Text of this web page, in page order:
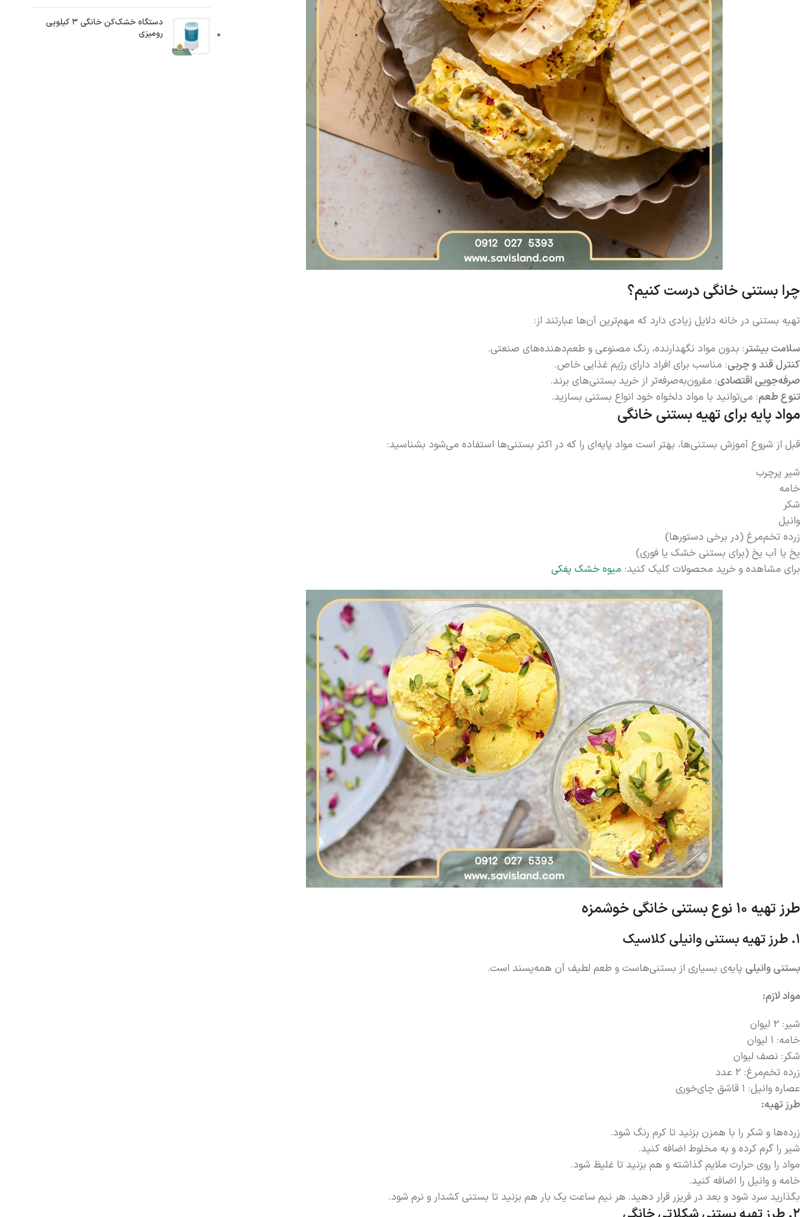
چرا بستنی خانگی درست کنیم؟
تهیه بستنی در خانه دلایل زیادی دارد که مهم‌ترین آن‌ها عبارتند از:
سلامت بیشتر: بدون مواد نگهدارنده، رنگ مصنوعی و طعم‌دهنده‌های صنعتی.
کنترل قند و چربی: مناسب برای افراد دارای رژیم غذایی خاص.
صرفه‌جویی اقتصادی: مقرون‌به‌صرفه‌تر از خرید بستنی‌های برند.
تنوع طعم: می‌توانید با مواد دلخواه خود انواع بستنی بسازید.
مواد پایه برای تهیه بستنی خانگی
قبل از شروع آموزش بستنی‌ها، بهتر است مواد پایه‌ای را که در اکثر بستنی‌ها استفاده می‌شود بشناسید:
شیر پرچرب
خامه
شکر
وانیل
زرده تخم‌مرغ (در برخی دستورها)
یخ یا آب یخ (برای بستنی خشک یا فوری)
برای مشاهده و خرید محصولات کلیک کنید: میوه خشک پفکی
طرز تهیه ۱۰ نوع بستنی خانگی خوشمزه
۱. طرز تهیه بستنی وانیلی کلاسیک
بستنی وانیلی پایه‌ی بسیاری از بستنی‌هاست و طعم لطیف آن همه‌پسند است.
مواد لازم:
شیر: ۲ لیوان
خامه: ۱ لیوان
شکر: نصف لیوان
زرده تخم‌مرغ: ۲ عدد
عصاره وانیل: ۱ قاشق چای‌خوری
طرز تهیه:
زرده‌ها و شکر را با همزن بزنید تا کرم رنگ شود.
شیر را گرم کرده و به مخلوط اضافه کنید.
مواد را روی حرارت ملایم گذاشته و هم بزنید تا غلیظ شود.
خامه و وانیل را اضافه کنید.
بگذارید سرد شود و بعد در فریزر قرار دهید. هر نیم ساعت یک بار هم بزنید تا بستنی کشدار و نرم شود.
دستگاه خشک‌کن خانگی ۳ کیلویی
رومیزی